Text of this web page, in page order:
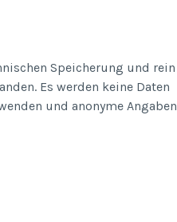
Speicherung und rein
Es werden keine Daten
und anonyme Angaben